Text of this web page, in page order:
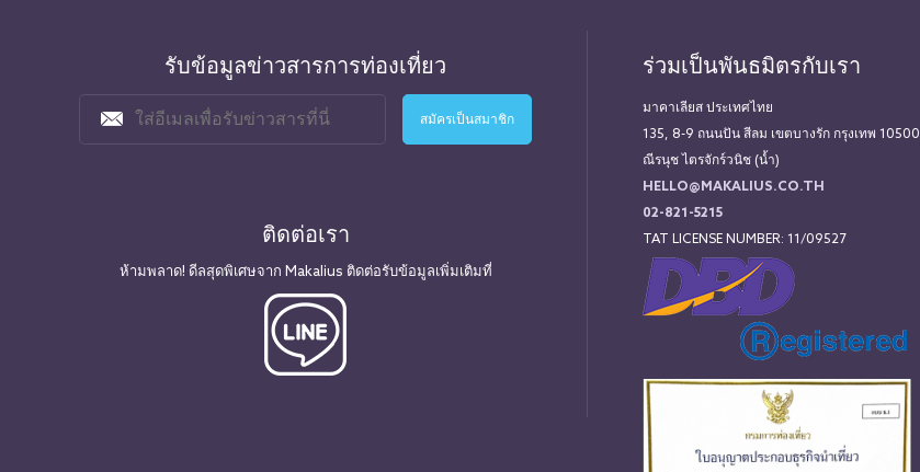
รับข้อมูลข่าวสารการท่องเที่ยว
ติดต่อเรา
ห้ามพลาด! ดีลสุดพิเศษจาก Makalius ติดต่อรับข้อมูลเพิ่มเติมที่
ร่วมเป็นพันธมิตรกับเรา
มาคาเลียส ประเทศไทย
135, 8-9 ถนนปัน สีลม เขตบางรัก กรุงเทพ 10500
ณีรนุช ไตรจักร์วนิช (น้ำ)
HELLO@MAKALIUS.CO.TH
02-821-5215
TAT LICENSE NUMBER: 11/09527